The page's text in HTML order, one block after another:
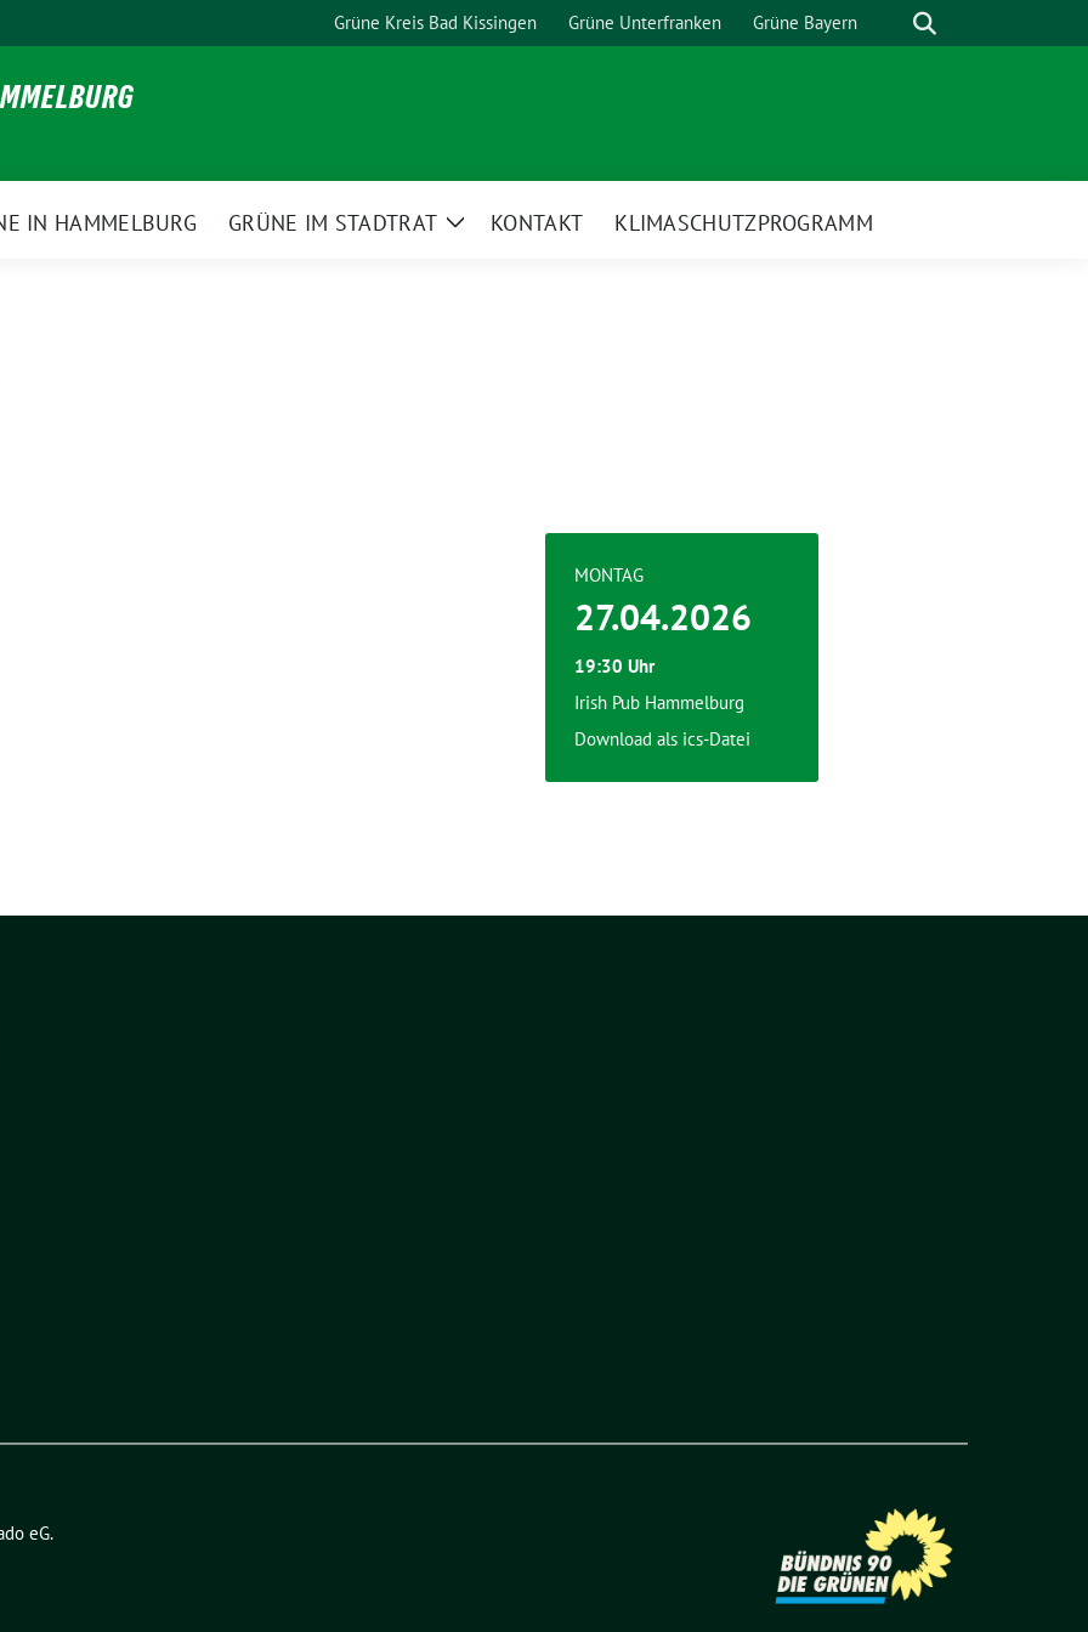
Grüne Kreis Bad Kissingen Grüne Unterfranken Grüne Bayern Suche
IN HAMMELBURG GRÜNE IM STADTRAT
ZeigeKONTAKT KLIMASCHUTZPROGRAMM
MONTAG
27.04.2026
19:30 Uhr
Irish Pub Hammelburg
Download als ics-Datei
eG.